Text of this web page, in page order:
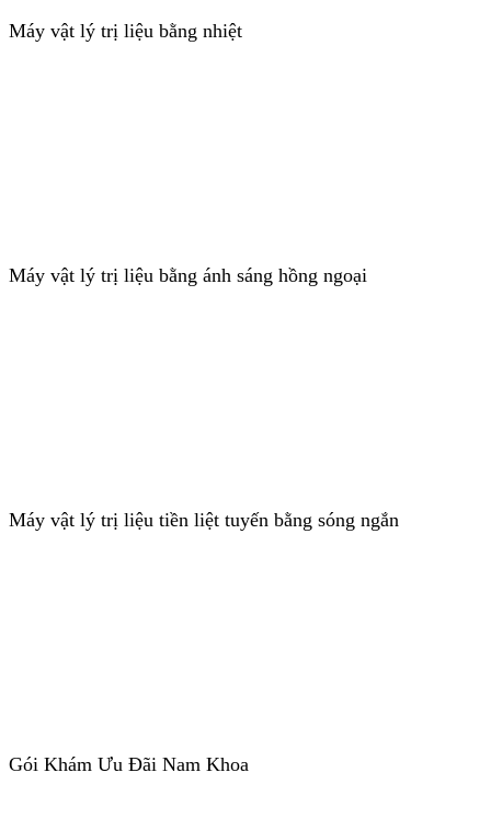
Máy vật lý trị liệu bằng nhiệt
Máy vật lý trị liệu bằng ánh sáng hồng ngoại
Máy vật lý trị liệu tiền liệt tuyến bằng sóng ngắn
Gói Khám Ưu Đãi Nam Khoa